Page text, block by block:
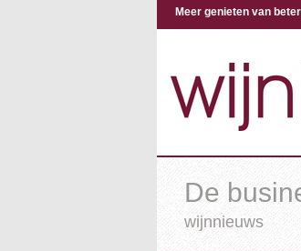
Meer genieten van
De
wijnnieuws